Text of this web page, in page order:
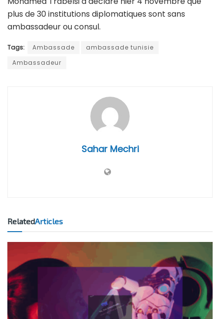
plus de 30 institutions diplomatiques sont sans
ambassadeur ou consul.
Tags: Ambassade
ambassade tunisie
Ambassadeur
Sahar Mechri
RelatedArticles